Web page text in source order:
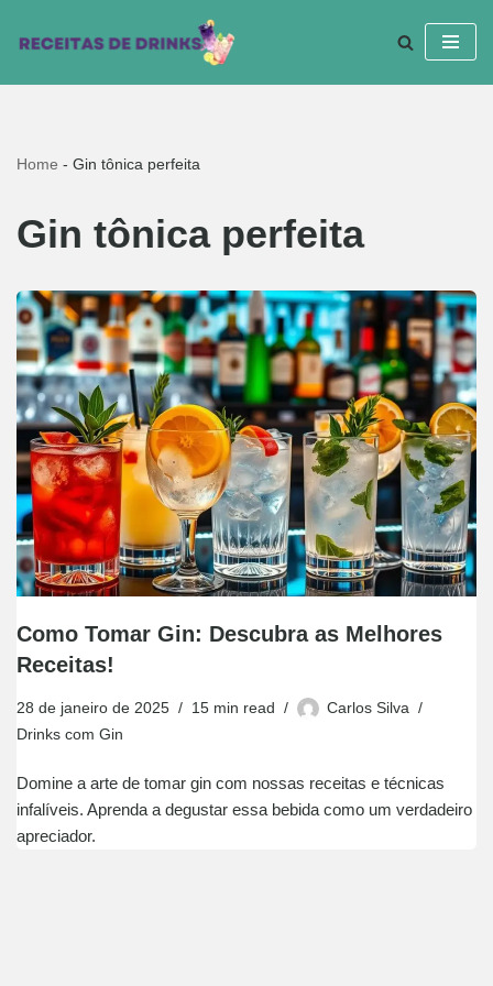
para
Home - Gin tônica perfeita
Gin tônica perfeita
Como Tomar Gin: Descubra as Melhores
Receitas!
28 de janeiro de 2025 15 min read
Carlos Silva
Drinks com Gin
Domine a arte de tomar gin com nossas receitas e técnicas
infalíveis. Aprenda a degustar essa bebida como um verdadeiro
apreciador.